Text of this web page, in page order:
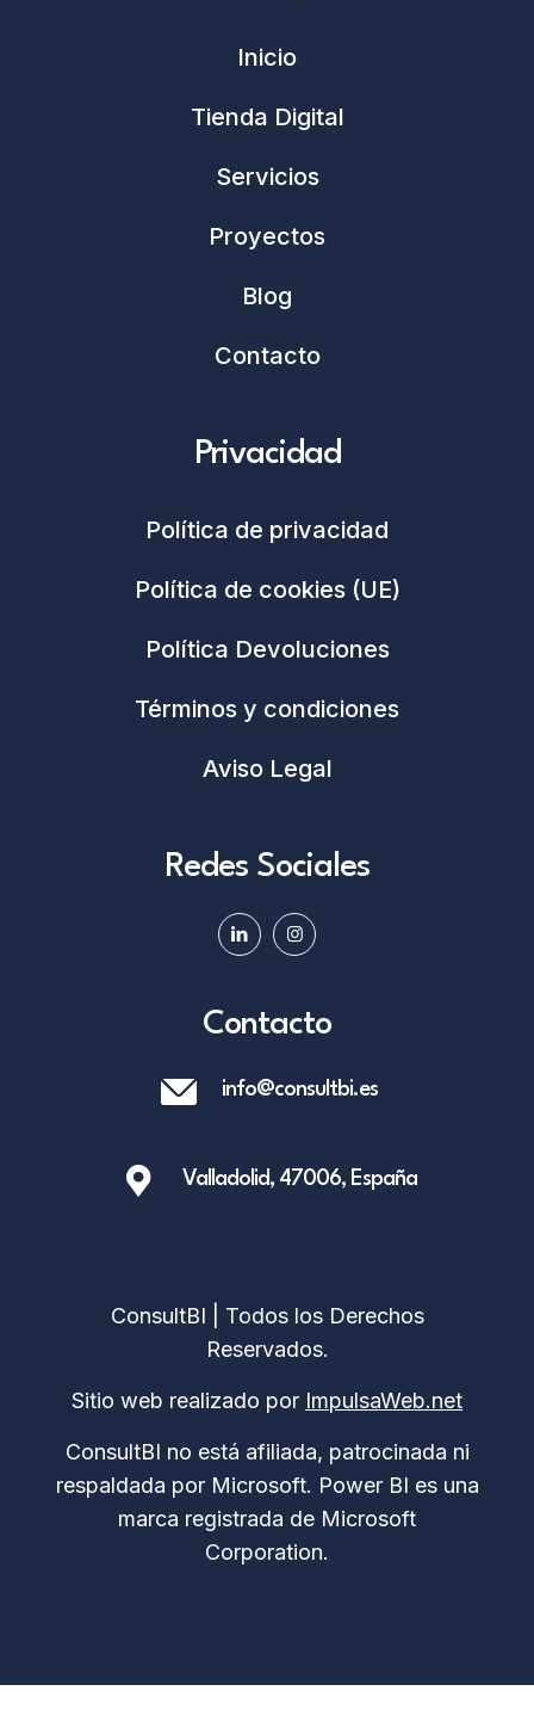
Inicio
Tienda Digital
Servicios
Proyectos
Blog
Contacto
Privacidad
Política de privacidad
Política de cookies (UE)
Política Devoluciones
Términos y condiciones
Aviso Legal
Redes Sociales
Contacto
info@consultbi.es
Valladolid, 47006, España
ConsultBI | Todos los Derechos
Reservados.
Sitio web realizado por ImpulsaWeb.net
ConsultBI no está afiliada, patrocinada ni
respaldada por Microsoft. Power BI es una
marca registrada de Microsoft
Corporation.